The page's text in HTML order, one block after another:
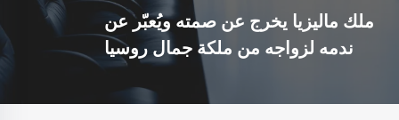
ملك ماليزيا يخرج عن صمته ويُعبّر عن
ندمه لزواجه من ملكة جمال روسيا